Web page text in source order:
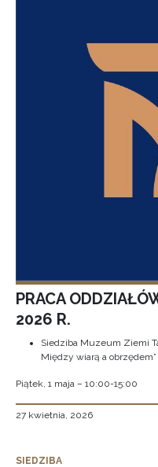
PRACA
2026 R.
Siedziba Muzeum Ziemi
Między wiarą a obrzędem”
Piątek, 1 maja – 10:00-15:00
27 kwietnia, 2026
SIEDZIBA